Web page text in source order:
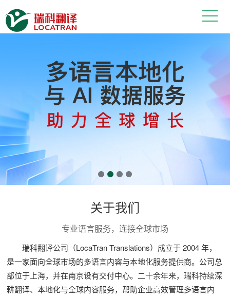
上海翻译公司——瑞科翻译：多语
关于我们
专业语言服务，连接全球市场
瑞科翻译公司 （LocaTran Translations）成立于 2004 年，
是一家面向全球市场的多语言内容与本地化服务提供商。公司总
部位于上海，并在南京设有交付中心。二十余年来，瑞科持续深
耕翻译、本地化与全球内容服务，帮助企业高效管理多语言内